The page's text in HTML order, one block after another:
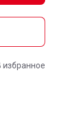
избранное